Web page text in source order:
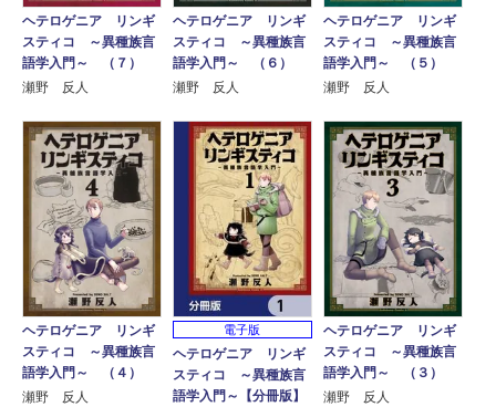
ヘテロゲニア リンギ
スティコ ～異種族言
語学入門～ （７）
瀬野 反人
ヘテロゲニア リンギ
スティコ ～異種族言
語学入門～ （６）
瀬野 反人
ヘテロゲニア リンギ
スティコ ～異種族言
語学入門～ （５）
瀬野 反人
ヘテロゲニア リンギ
スティコ ～異種族言
語学入門～ （４）
瀬野 反人
電子版
ヘテロゲニア リンギ
スティコ ～異種族言
語学入門～【分冊版】
ヘテロゲニア リンギ
スティコ ～異種族言
語学入門～ （３）
瀬野 反人